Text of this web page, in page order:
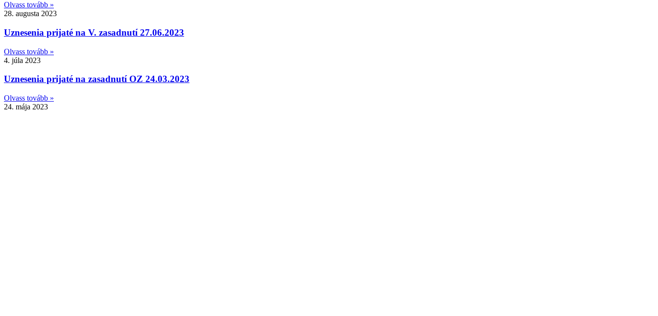
Olvass tovább »
28. augusta 2023
Uznesenia prijaté na V. zasadnutí 27.06.2023
Olvass tovább »
4. júla 2023
Uznesenia prijaté na zasadnutí OZ 24.03.2023
Olvass tovább »
24. mája 2023